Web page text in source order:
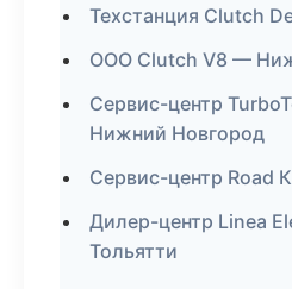
Техстанция Clutch
ООО Clutch V8 —
Сервис-центр
Нижний Новгород
Сервис-центр Road
Дилер-центр Linea
Тольятти